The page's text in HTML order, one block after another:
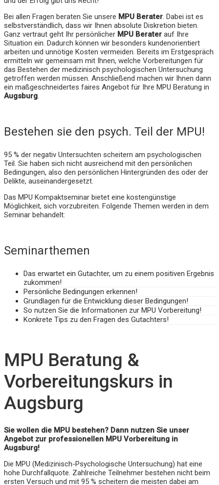
Bei allen Fragen beraten Sie unsere MPU Berater. Dabei ist es
selbstverständlich, dass wir Ihnen absolute Diskretion bieten.
Ganz vertraut geht Ihr persönlicher MPU Berater auf Ihre
Situation ein. Dadurch können wir besonders kundenorientiert
arbeiten und unnötige Kosten vermeiden. Bereits im Erstgespräch
ermitteln wir gemeinsam mit Ihnen, welche Vorbereitungen für
das Bestehen der medizinisch psychologischen Untersuchung
getroffen werden müssen. Anschließend machen wir Ihnen dann
ein maßgeschneidertes faires Angebot für Ihre MPU Beratung in
Augsburg.
Bestehen sie den psych. Teil der MPU!
95 % der negativ Untersuchten scheitern am psychologischen
Teil. Sie haben sich nicht ausreichend mit den persönlichen
Bedingungen, also den persönlichen Hintergründen des oder der
Delikte, auseinandergesetzt.
Das MPU Kompaktseminar bietet eine kostengünstige
Möglichkeit, sich vorzubreiten. Folgende Themen werden in dem
Seminar behandelt:
Seminarthemen
Das erwartet ein Gutachter, um zu einem positiven Ergebnis
zukommen!
Persönliche Bedingungen erkennen!
Grundlagen für die Entwicklung dieser Bedingungen!
So nutzen Sie die Informationen zur MPU Vorbereitung!
Konkrete Tips zu den Fragen des Gutachters!
MPU Beratung &
Vorbereitungskurs in
Augsburg
Sie wollen die MPU bestehen? Dann nutzen Sie unser
Angebot zur professionellen MPU Vorbereitung in
Augsburg!
Die MPU (Medizinisch-Psychologische Untersuchung) hat eine
hohe Durchfallquote. Zahlreiche Teilnehmer bestehen nicht beim
ersten Versuch und mit 95 % scheitern die meisten dabei am